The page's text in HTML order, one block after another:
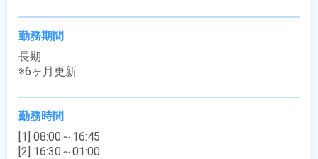
勤務期間
長期
※6ヶ月更新
勤務時間
[1] 08:00～16:45
[2] 16:30～01:00